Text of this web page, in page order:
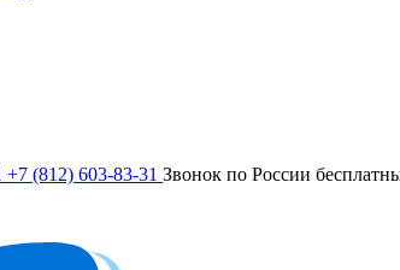
+7 (812) 603-83-31 Звонок по России